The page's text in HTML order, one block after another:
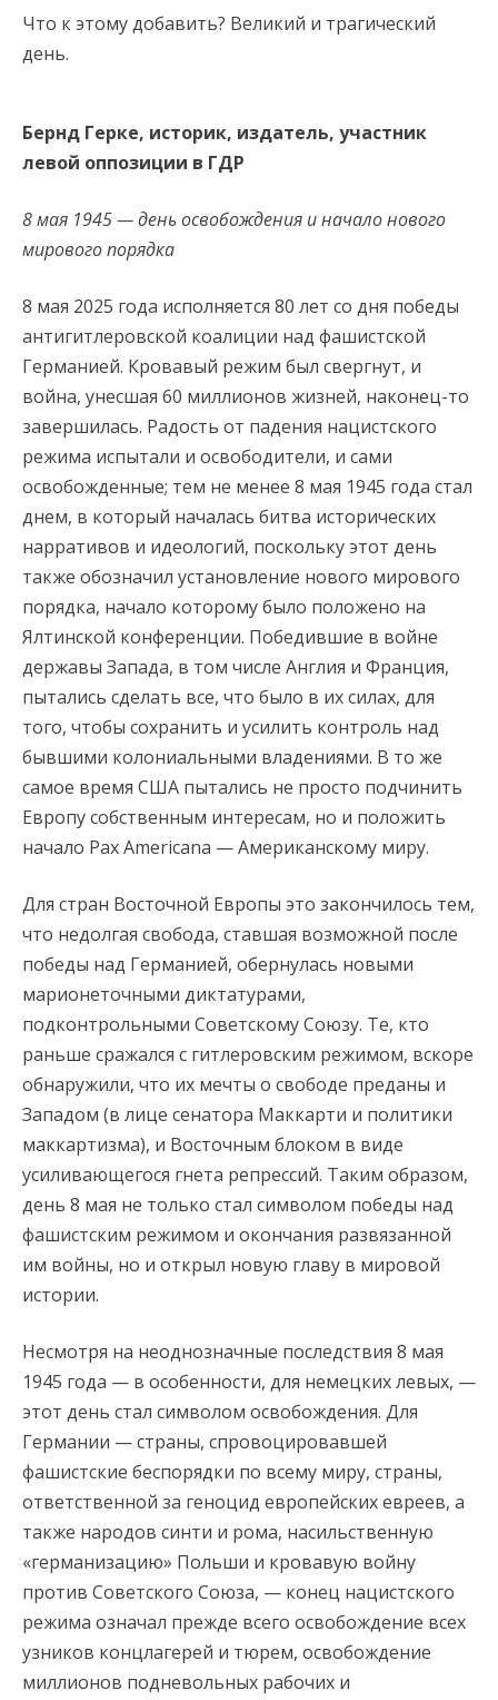
Что к этому добавить? Великий и трагический
день.
Бернд Герке, историк, издатель, участник
левой оппозиции в ГДР
8 мая 1945 — день освобождения и начало нового
мирового порядка
8 мая 2025 года исполняется 80 лет со дня победы
антигитлеровской коалиции над фашистской
Германией. Кровавый режим был свергнут, и
война, унесшая 60 миллионов жизней, наконец-то
завершилась. Радость от падения нацистского
режима испытали и освободители, и сами
освобожденные; тем не менее 8 мая 1945 года стал
днем, в который началась битва исторических
нарративов и идеологий, поскольку этот день
также обозначил установление нового мирового
порядка, начало которому было положено на
Ялтинской конференции. Победившие в войне
державы Запада, в том числе Англия и Франция,
пытались сделать все, что было в их силах, для
того, чтобы сохранить и усилить контроль над
бывшими колониальными владениями. В то же
самое время США пытались не просто подчинить
Европу собственным интересам, но и положить
начало Pax Americana — Американскому миру.
Для стран Восточной Европы это закончилось тем,
что недолгая свобода, ставшая возможной после
победы над Германией, обернулась новыми
марионеточными диктатурами,
подконтрольными Советскому Союзу. Те, кто
раньше сражался с гитлеровским режимом, вскоре
обнаружили, что их мечты о свободе преданы и
Западом (в лице сенатора Маккарти и политики
маккартизма), и Восточным блоком в виде
усиливающегося гнета репрессий. Таким образом,
день 8 мая не только стал символом победы над
фашистским режимом и окончания развязанной
им войны, но и открыл новую главу в мировой
истории.
Несмотря на неоднозначные последствия 8 мая
1945 года — в особенности, для немецких левых, —
этот день стал символом освобождения. Для
Германии — страны, спровоцировавшей
фашистские беспорядки по всему миру, страны,
ответственной за геноцид европейских евреев, а
также народов синти и рома, насильственную
«германизацию» Польши и кровавую войну
против Советского Союза, — конец нацистского
режима означал прежде всего освобождение всех
узников концлагерей и тюрем, освобождение
миллионов подневольных рабочих и